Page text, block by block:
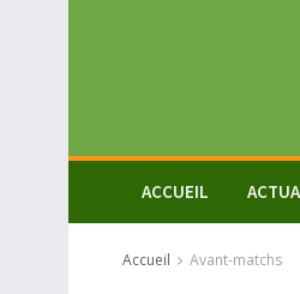
ACCUEIL
Accueil Avant-matchs